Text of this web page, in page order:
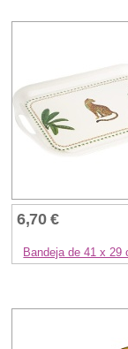
6,70 €
Bandeja de 41 x 29